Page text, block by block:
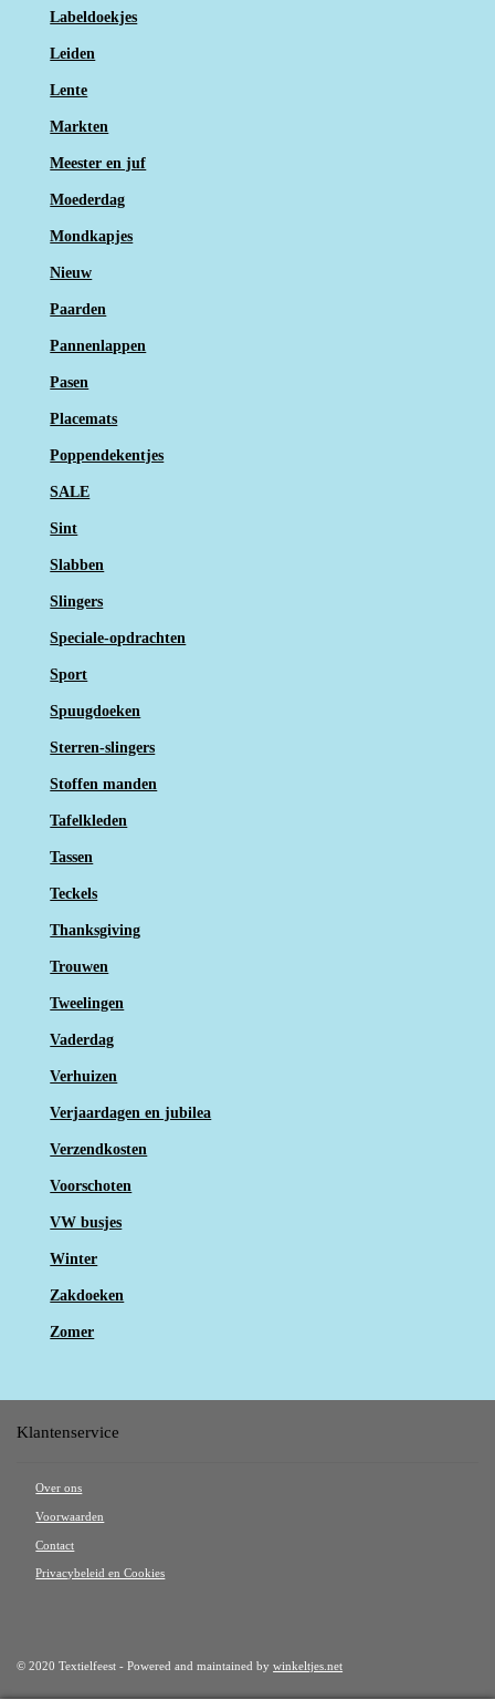
Labeldoekjes
Leiden
Lente
Markten
Meester en juf
Moederdag
Mondkapjes
Nieuw
Paarden
Pannenlappen
Pasen
Placemats
Poppendekentjes
SALE
Sint
Slabben
Slingers
Speciale-opdrachten
Sport
Spuugdoeken
Sterren-slingers
Stoffen manden
Tafelkleden
Tassen
Teckels
Thanksgiving
Trouwen
Tweelingen
Vaderdag
Verhuizen
Verjaardagen en jubilea
Verzendkosten
Voorschoten
VW busjes
Winter
Zakdoeken
Zomer
Klantenservice
Over ons
Voorwaarden
Contact
Privacybeleid en Cookies
© 2020 Textielfeest - Powered and maintained bywinkeltjes.net